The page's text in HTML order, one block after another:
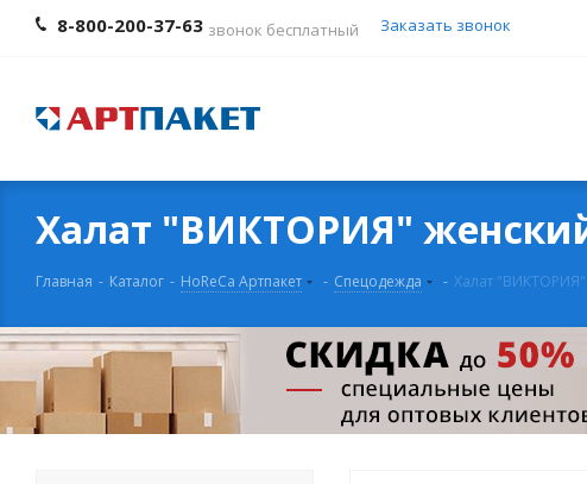
8-800-200-37-63 звонок бесплатный Заказать звонок
Халат "ВИКТОРИЯ"
Главная - Каталог - HoReCa Артпакет - Спецодежда - Халат